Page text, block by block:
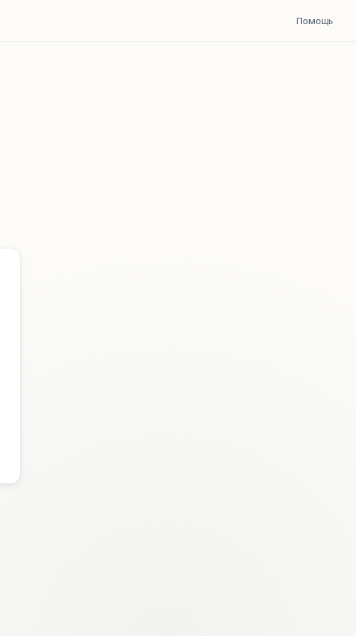
Помощь